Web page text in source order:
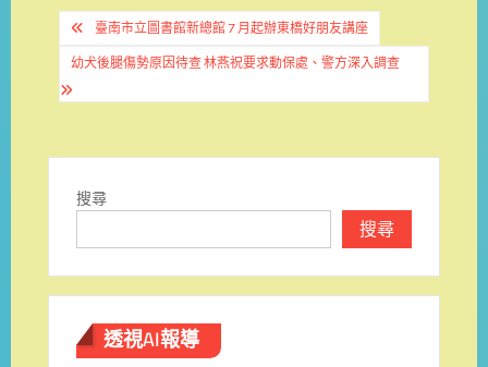
文
章
導
臺南市立圖書館新總館 7 月起辦東橋好朋友講座
幼犬後腿傷勢原因待查 林燕祝要求動保處、警方深入調查
搜尋
搜尋
透視AI報導